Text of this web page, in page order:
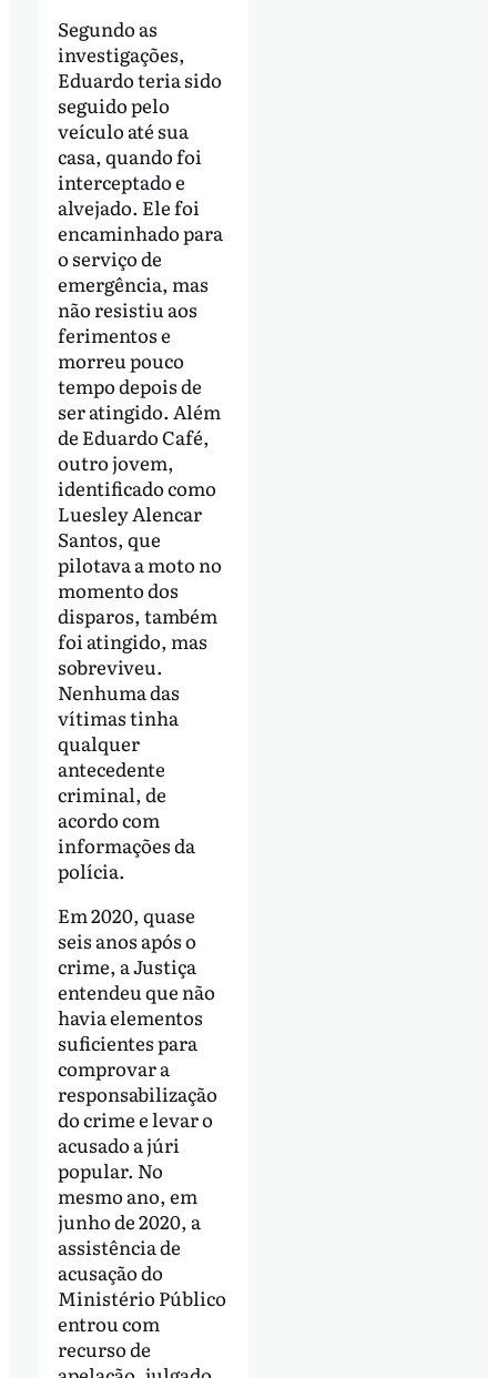
Segundo as
investigações,
Eduardo teria sido
seguido pelo
veículo até sua
casa, quando foi
interceptado e
alvejado. Ele foi
encaminhado para
o serviço de
emergência, mas
não resistiu aos
ferimentos e
morreu pouco
tempo depois de
ser atingido. Além
de Eduardo Café,
outro jovem,
identificado como
Luesley Alencar
Santos, que
pilotava a moto no
momento dos
disparos, também
foi atingido, mas
sobreviveu.
Nenhuma das
vítimas tinha
qualquer
antecedente
criminal, de
acordo com
informações da
polícia.
Em 2020, quase
seis anos após o
crime, a Justiça
entendeu que não
havia elementos
suficientes para
comprovar a
responsabilização
do crime e levar o
acusado a júri
popular. No
mesmo ano, em
junho de 2020, a
assistência de
acusação do
Ministério Público
entrou com
recurso de